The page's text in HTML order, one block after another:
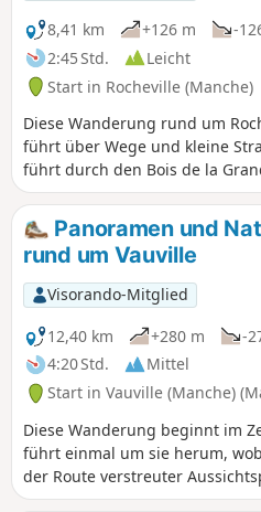
8,41 km
+126 m
-
2:45 Std.
Leicht
Start in Rocheville (Manche)
Diese Wanderung rund um
führt über Wege und kleine
führt durch den Bois de la
Roche, den Bois de la Petite
seine überdachte Allee, die echte
Sehenswürdigkeiten in der
Es gibt zahlreiche Passagen
Wälder, die eher vor der Sonne
geschützt sind und es Ihnen
ermöglichen, einen etwas
Cotentin zu entdecken. Einige
können je nach Jahreszeit etwas
sein, daher werden
empfohlen, um ein
vermeiden.
Panoramen und
rund um Vauville
Visorando-Mitglied
12,40 km
+280 m
-
4:20 Std.
Mittel
Start in Vauville (Manche)
Diese Wanderung beginnt im
führt einmal um sie herum,
der Route verstreuter
bietet.